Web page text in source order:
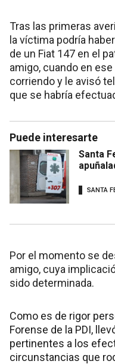
Tras las primeras
la víctima podría
de un Fiat 147 en el
amigo, cuando en
corriendo y le avisó
que se habría
Puede interesarte
Santa
SANTA
Por el momento se
amigo, cuya
sido determinada.
Como es de rigor
Forense de la PDI,
pertinentes a los
circunstancias que